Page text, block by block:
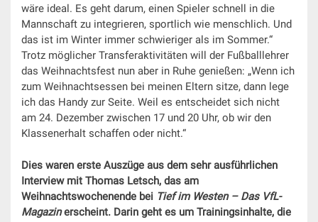
wäre ideal. Es geht darum, einen Spieler schnell in die
Mannschaft zu integrieren, sportlich wie menschlich. Und
das ist im Winter immer schwieriger als im Sommer.“
Trotz möglicher Transferaktivitäten will der Fußballlehrer
das Weihnachtsfest nun aber in Ruhe genießen: „Wenn ich
zum Weihnachtsessen bei meinen Eltern sitze, dann lege
ich das Handy zur Seite. Weil es entscheidet sich nicht
am 24. Dezember zwischen 17 und 20 Uhr, ob wir den
Klassenerhalt schaffen oder nicht.“
Dies waren erste Auszüge aus dem sehr ausführlichen
Interview mit Thomas Letsch, das am
Weihnachtswochenende bei Tief im Westen – Das VfL-
Magazinerscheint. Darin geht es um Trainingsinhalte, die